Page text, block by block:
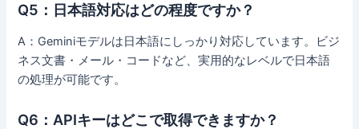
Q5：日本語対応はどの程度ですか？
A：Geminiモデルは日本語にしっかり対応しています。ビジ
ネス文書・メール・コードなど、実用的なレベルで日本語
の処理が可能です。
Q6：APIキーはどこで取得できますか？